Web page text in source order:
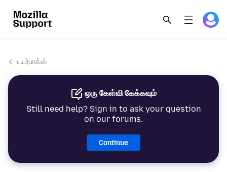
பயர்பாக்ஸ்
ஒரு கேள்வி கேக்கவும்
Still need help? Sign in to ask your question
on our forums.
Continue